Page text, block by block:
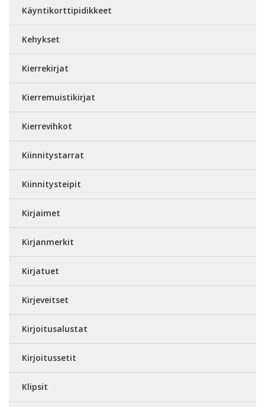
Käyntikorttipidikkeet
Kehykset
Kierrekirjat
Kierremuistikirjat
Kierrevihkot
Kiinnitystarrat
Kiinnitysteipit
Kirjaimet
Kirjanmerkit
Kirjatuet
Kirjeveitset
Kirjoitusalustat
Kirjoitussetit
Klipsit